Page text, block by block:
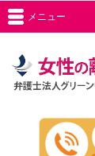
メニュー